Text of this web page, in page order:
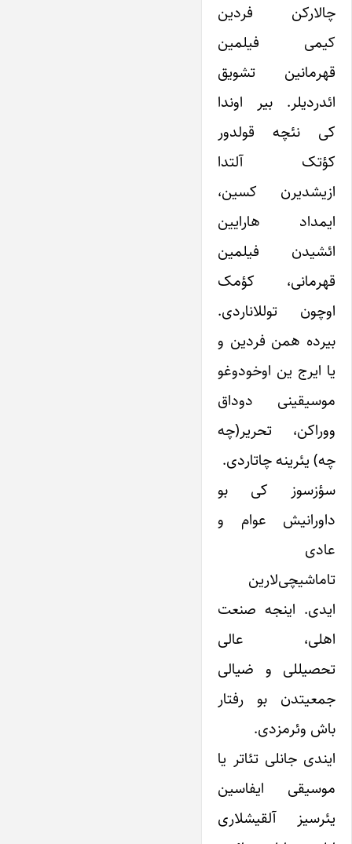
چالارکن فردین
کیمی فیلمین
قهرمانین تشویق
ائدردیلر. بیر اوندا
کی نئچه قولدور
کؤتک آلتدا
ازیشدیرن کسین،
ایمداد هارایین
ائشیدن فیلمین
قهرمانی، کؤمک
اوچون توللاناردی.
بیرده همن فردین و
یا ایرج ین اوخودوغو
موسیقینی دوداق
ووراکن، تحریر(چه
چه) یئرینه چاتاردی.
سؤزسوز کی بو
داورانیش عوام و
عادی
تاماشیچی‌لارین
ایدی. اینجه صنعت
اهلی، عالی
تحصیللی و ضیالی
جمعیتدن بو رفتار
باش وئرمزدی.
ایندی جانلی تئاتر یا
موسیقی ایفاسین
یئرسیز آلقیشلاری